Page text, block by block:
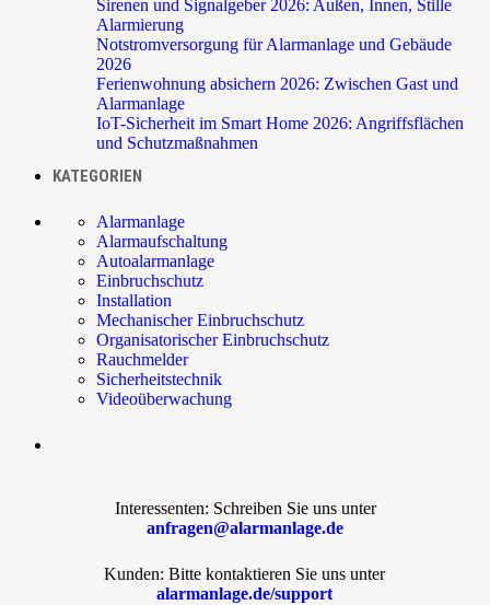
Sirenen und Signalgeber 2026: Außen, Innen, Stille
Alarmierung
Notstromversorgung für Alarmanlage und Gebäude
2026
Ferienwohnung absichern 2026: Zwischen Gast und
Alarmanlage
IoT-Sicherheit im Smart Home 2026: Angriffsflächen
und Schutzmaßnahmen
KATEGORIEN
Alarmanlage
Alarmaufschaltung
Autoalarmanlage
Einbruchschutz
Installation
Mechanischer Einbruchschutz
Organisatorischer Einbruchschutz
Rauchmelder
Sicherheitstechnik
Videoüberwachung
Interessenten: Schreiben Sie uns unter
anfragen@alarmanlage.de
Kunden: Bitte kontaktieren Sie uns unter
alarmanlage.de/support